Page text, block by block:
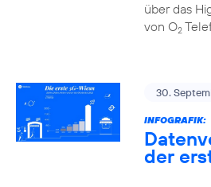
über das
von O2
30.
INFOGRAFIK:
der